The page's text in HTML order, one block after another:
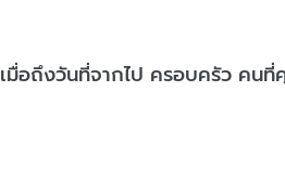
เมื่อถึงวันที่จากไป ครอบครัว คน